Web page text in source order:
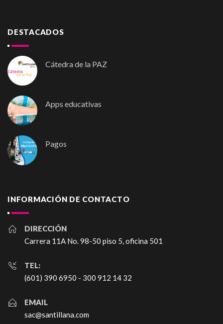
DESTACADOS
Cátedra de la PAZ
Apps educativas
Pagos
INFORMACIÓN DE CONTACTO
DIRECCIÓN
Carrera 11A No. 98-50 piso 5, oficina 501
TEL:
(601) 390 6950 - 300 912 14 32
EMAIL
sac@santillana.com